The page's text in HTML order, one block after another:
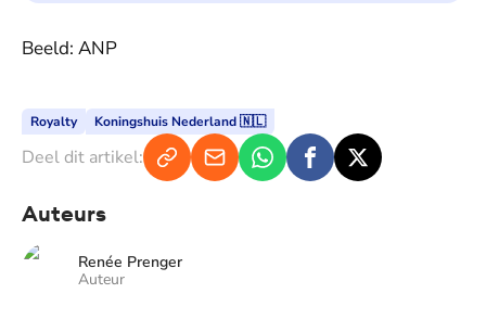
Beeld: ANP
Royalty Koningshuis Nederland 🇳🇱
Deel dit artikel:
Auteurs
Renée Prenger
Auteur